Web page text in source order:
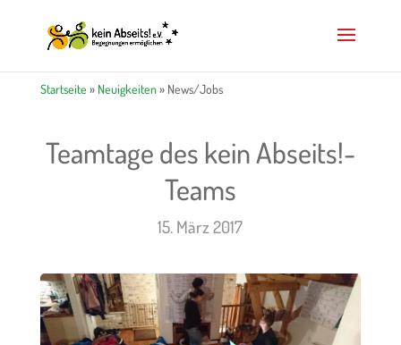
Startseite » Neuigkeiten»News/Jobs
Teamtage des kein Abseits!-
Teams
15. März 2017